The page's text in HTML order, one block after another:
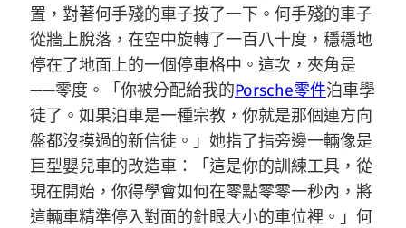
置，對著何手殘的車子按了一下。何手殘的車子
從牆上脫落，在空中旋轉了一百八十度，穩穩地
停在了地面上的一個停車格中。這次，夾角是
——零度。「你被分配給我的Porsche零件泊車學
徒了。如果泊車是一種宗教，你就是那個連方向
盤都沒摸過的新信徒。」她指了指旁邊一輛像是
巨型嬰兒車的改造車：「這是你的訓練工具，從
現在開始，你得學會如何在零點零零一秒內，將
這輛車精準停入對面的針眼大小的車位裡。」何